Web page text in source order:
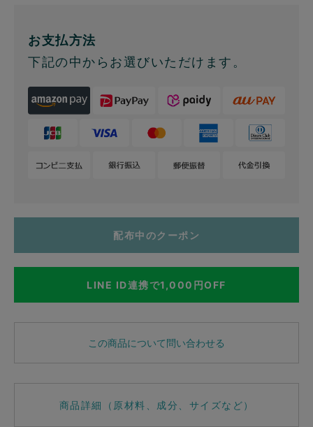
お支払方法
下記の中からお選びいただけます。
配布中のクーポン
LINE ID連携で1,000円OFF
この商品について問い合わせる
商品詳細（原材料、成分、サイズなど）